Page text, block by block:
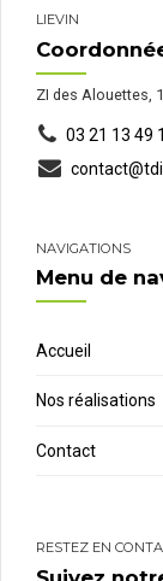
LIEVIN
ZI des Alouettes,
03 21 13 49
NAVIGATIONS
Menu de
Accueil
Nos réalisations
Contact
RESTEZ EN